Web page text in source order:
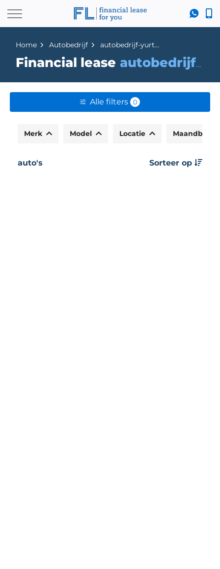
Home Autobedrijf autobedrijf-yurttas
Financial lease autobedrijf-yurttas
Alle filters 0
Merk Model Locatie
auto's Sorteer op